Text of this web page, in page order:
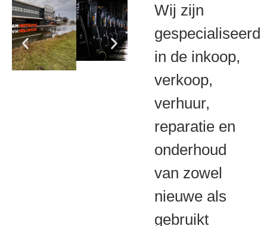
Wij zijn
gespecialiseerd
in de inkoop,
verkoop,
verhuur,
reparatie en
onderhoud
van zowel
nieuwe als
gebruikt